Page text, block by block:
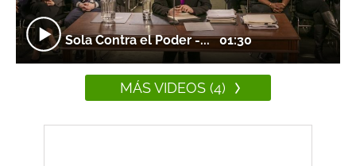
Sola Contra el Poder -...01:30
MÁS VIDEOS (4)